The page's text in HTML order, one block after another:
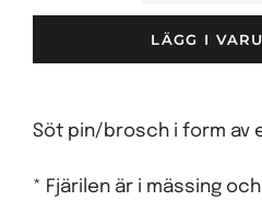
LÄGG I
Söt pin/brosch i form av
* Fjärilen är i mässing